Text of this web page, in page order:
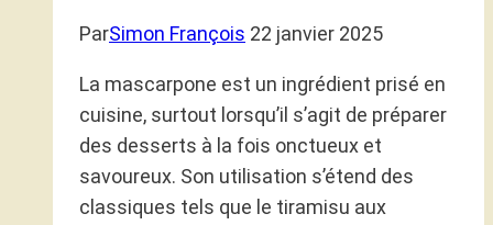
ParSimon François 22 janvier 2025
La mascarpone est un ingrédient prisé en
cuisine, surtout lorsqu’il s’agit de préparer
des desserts à la fois onctueux et
savoureux. Son utilisation s’étend des
classiques tels que le tiramisu aux